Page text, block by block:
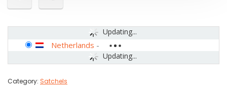
Updating...
Updating...
Netherlands -
Category: Satchels